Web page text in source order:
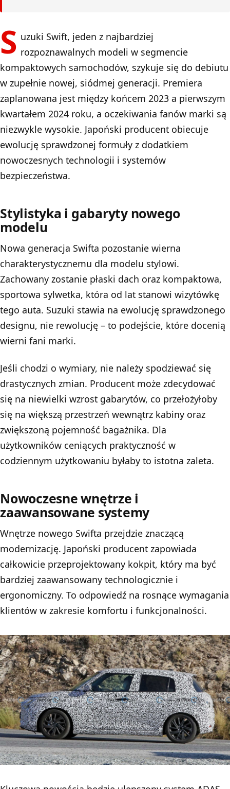
S uzuki Swift, jeden z najbardziej
rozpoznawalnych modeli w segmencie
kompaktowych samochodów, szykuje się do debiutu
w zupełnie nowej, siódmej generacji. Premiera
zaplanowana jest między końcem 2023 a pierwszym
kwartałem 2024 roku, a oczekiwania fanów marki są
niezwykle wysokie. Japoński producent obiecuje
ewolucję sprawdzonej formuły z dodatkiem
nowoczesnych technologii i systemów
bezpieczeństwa.
Stylistyka i gabaryty nowego
modelu
Nowa generacja Swifta pozostanie wierna
charakterystycznemu dla modelu stylowi.
Zachowany zostanie płaski dach oraz kompaktowa,
sportowa sylwetka, która od lat stanowi wizytówkę
tego auta. Suzuki stawia na ewolucję sprawdzonego
designu, nie rewolucję – to podejście, które docenią
wierni fani marki.
Jeśli chodzi o wymiary, nie należy spodziewać się
drastycznych zmian. Producent może zdecydować
się na niewielki wzrost gabarytów, co przełożyłoby
się na większą przestrzeń wewnątrz kabiny oraz
zwiększoną pojemność bagażnika. Dla
użytkowników ceniących praktyczność w
codziennym użytkowaniu byłaby to istotna zaleta.
Nowoczesne wnętrze i
zaawansowane systemy
Wnętrze nowego Swifta przejdzie znaczącą
modernizację. Japoński producent zapowiada
całkowicie przeprojektowany kokpit, który ma być
bardziej zaawansowany technologicznie i
ergonomiczny. To odpowiedź na rosnące wymagania
klientów w zakresie komfortu i funkcjonalności.